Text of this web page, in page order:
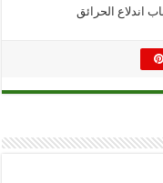
اندلاع الحرائق